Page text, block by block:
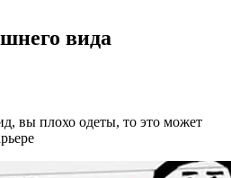
вида
вы плохо одеты, то это может